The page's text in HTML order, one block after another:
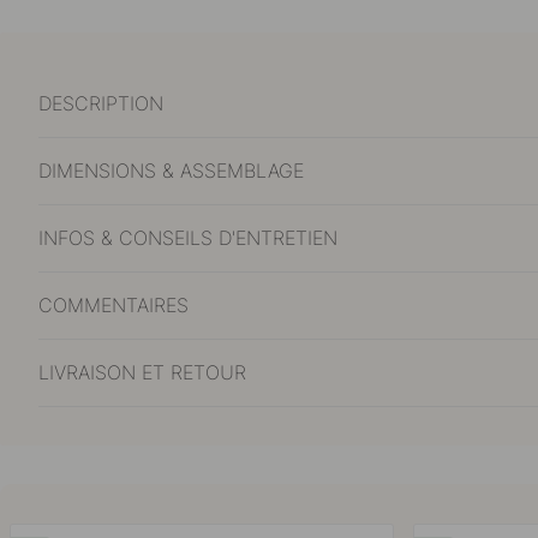
DESCRIPTION
DIMENSIONS & ASSEMBLAGE
INFOS & CONSEILS D'ENTRETIEN
COMMENTAIRES
LIVRAISON ET RETOUR